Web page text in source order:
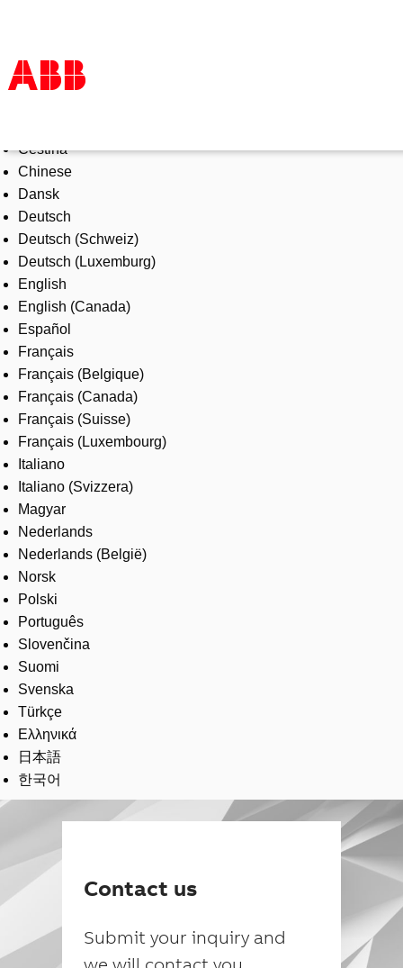
Products & Solutions
Industries
Services
About us
Where to buy
Contact us
Careers
Čeština
Chinese
Dansk
Deutsch
Deutsch (Schweiz)
Deutsch (Luxemburg)
English
English (Canada)
Español
Français
Français (Belgique)
Français (Canada)
Français (Suisse)
Français (Luxembourg)
Italiano
Italiano (Svizzera)
Magyar
Nederlands
Nederlands (België)
Norsk
Polski
Português
Slovenčina
Suomi
Svenska
Türkçe
Ελληνικά
日本語
한국어
Contact us
Submit your inquiry and